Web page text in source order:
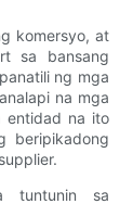
komersyo, at
sa bansang
ng mga
na mga
entidad na ito
beripikadong
tuntunin sa